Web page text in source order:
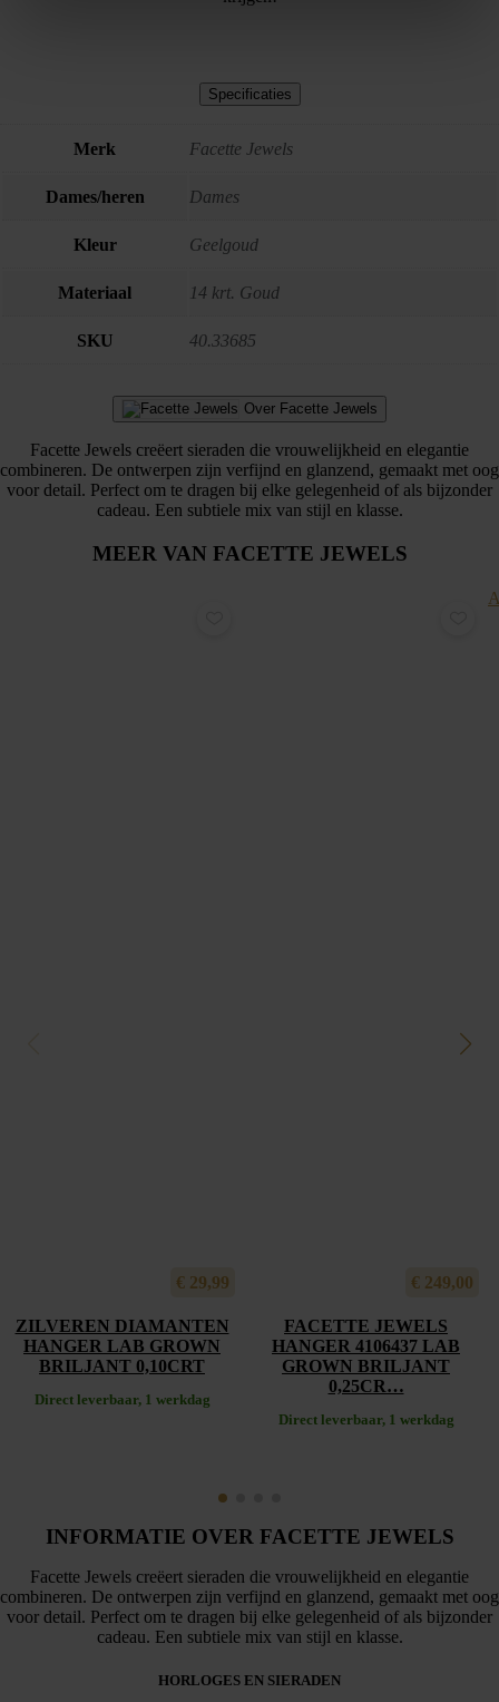
Specificaties
Merk Facette Jewels
Dames/heren Dames
Kleur Geelgoud
Materiaal 14 krt. Goud
SKU 40.33685
Over Facette Jewels
Facette Jewels creëert sieraden die vrouwelijkheid en elegantie
combineren. De ontwerpen zijn verfijnd en glanzend, gemaakt met oog
voor detail. Perfect om te dragen bij elke gelegenheid of als bijzonder
cadeau. Een subtiele mix van stijl en klasse.
MEER VAN FACETTE JEWELS
€ 29,99
ZILVEREN DIAMANTEN
HANGER LAB GROWN
BRILJANT 0,10CRT
Direct leverbaar, 1 werkdag
€ 249,00
FACETTE JEWELS
HANGER 4106437 LAB
GROWN BRILJANT
0,25CR…
Direct leverbaar, 1 werkdag
INFORMATIE OVER FACETTE JEWELS
Facette Jewels creëert sieraden die vrouwelijkheid en elegantie
combineren. De ontwerpen zijn verfijnd en glanzend, gemaakt met oog
voor detail. Perfect om te dragen bij elke gelegenheid of als bijzonder
cadeau. Een subtiele mix van stijl en klasse.
HORLOGES EN SIERADEN